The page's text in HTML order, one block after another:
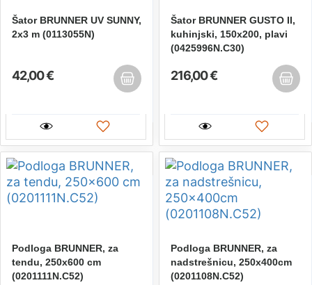
Šator BRUNNER UV SUNNY,
2x3 m (0113055N)
42,00 €
Šator BRUNNER GUSTO II,
kuhinjski, 150x200, plavi
(0425996N.C30)
216,00 €
Podloga BRUNNER, za
tendu, 250x600 cm
(0201111N.C52)
Podloga BRUNNER, za
nadstrešnicu, 250x400cm
(0201108N.C52)